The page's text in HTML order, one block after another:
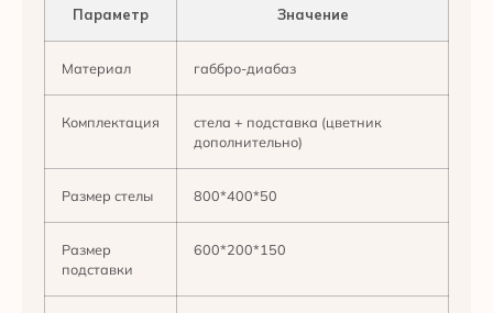
Параметр Значение
Материал габбро-диабаз
Комплектация
стела + подставка (цветник
дополнительно)
Размер стелы 800*400*50
Размер
подставки
600*200*150